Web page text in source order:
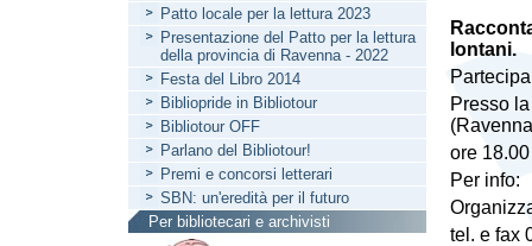
lontani.
Presso
ore
Per info:
tel. e fax
Patto locale per la lettura 2023
Presentazione del Patto per la lettura
della provincia di Ravenna - 2022
Festa del Libro 2014
Bibliopride in Bibliotour
Bibliotour OFF
Parlano del Bibliotour!
Premi e concorsi letterari
SBN: un'eredità per il futuro
Per bibliotecari e archivisti